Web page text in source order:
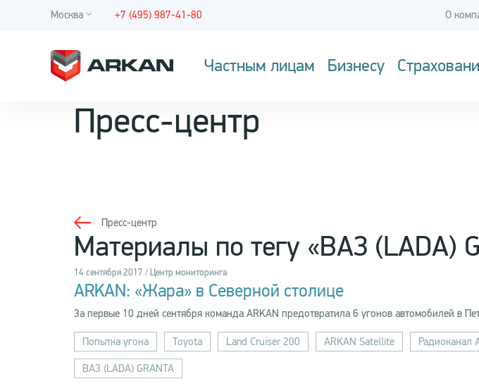
Москва +7 (495) 987-41-80 О
Частным лицам Бизнесу
Пресс-центр
Пресс-центр
Материалы по тегу «ВАЗ (LADA)
14 сентября 2017 / Центр мониторинга
ARKAN: «Жара» в Северной столице
За первые 10 дней сентября команда ARKAN предотвратила 6 угонов автомобилей в
Попытка угона Toyota Land Cruiser 200 ARKAN Satellite Радиоканал
ВАЗ (LADA) GRANTA